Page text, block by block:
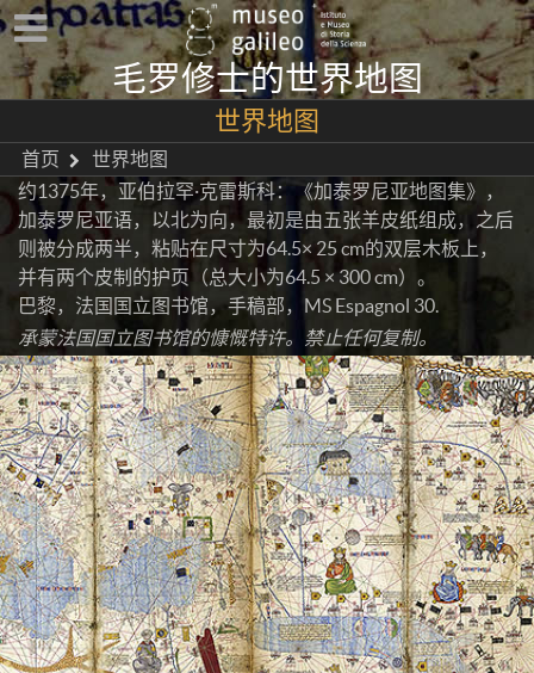
毛罗修士的世界地图
世界地图
首页
世界地图
约1375年，亚伯拉罕·克雷斯科：《加泰罗尼亚地图集》，
加泰罗尼亚语，以北为向，最初是由五张羊皮纸组成，之后
则被分成两半，粘贴在尺寸为64.5× 25 cm的双层木板上，
并有两个皮制的护页（总大小为64.5 × 300 cm）。
巴黎，法国国立图书馆，手稿部，MS Espagnol 30.
承蒙法国国立图书馆的慷慨特许。禁止任何复制。